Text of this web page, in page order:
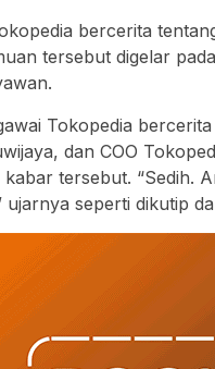
bercerita
tersebut digelar
Tokopedia
dan COO
tersebut. “Sedih.
ujarnya seperti dikutip